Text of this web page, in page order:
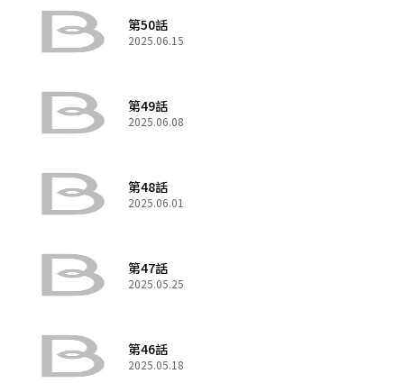
第50話
2025.06.15
第49話
2025.06.08
第48話
2025.06.01
第47話
2025.05.25
第46話
2025.05.18